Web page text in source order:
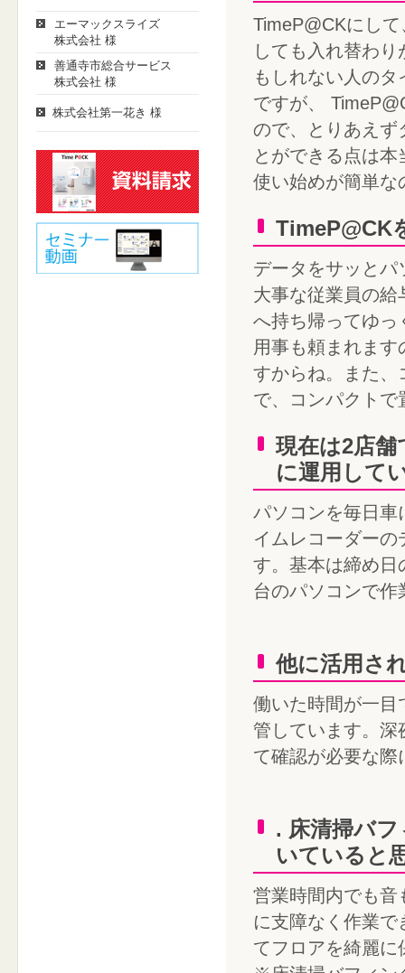
TimeP@CKにし
しても入れ替わ
もしれない人の
ですが、
ので、とりあえず
とができる点は
使い始めが簡単な
TimeP@CK
データをサッと
大事な従業員の
へ持ち帰ってゆっ
用事も頼まれま
すからね。また、
で、コンパクト
現在は2店
に運用して
パソコンを毎日車
イムレコーダー
す。基本は締め日
台のパソコンで
他に活用さ
働いた時間が一目
管しています。深
て確認が必要な際
. 床清掃バ
いていると
営業時間内でも音
に支障なく作業
てフロアを綺麗に
エーマックスライズ
株式会社 様
善通寺市総合サービス
株式会社 様
株式会社第一花き 様